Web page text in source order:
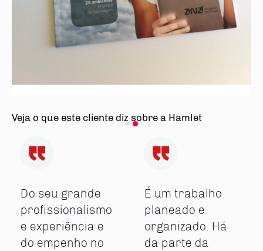
Veja o que este cliente diz sobre a Hamlet
Do seu grande
profissionalismo
e experiência e
do empenho no
É um trabalho
planeado e
organizado. Há
da parte da